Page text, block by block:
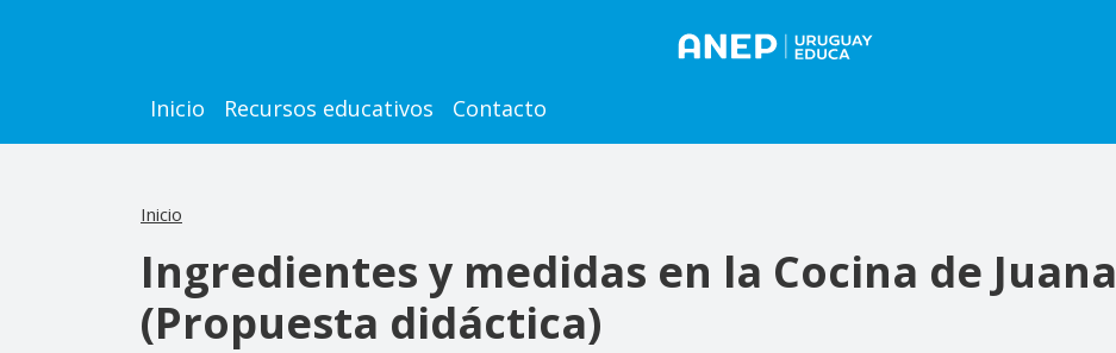
Main navigation
Inicio Recursos educativos Contacto
Inicio
Ingredientes y medidas en la Cocina de Juana
(Propuesta didáctica)